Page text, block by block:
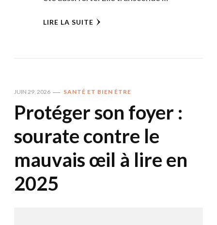
LIRE LA SUITE
JUIN 29, 2026 SANTÉ ET BIEN ÊTRE
Protéger son foyer :
sourate contre le
mauvais œil à lire en
2025